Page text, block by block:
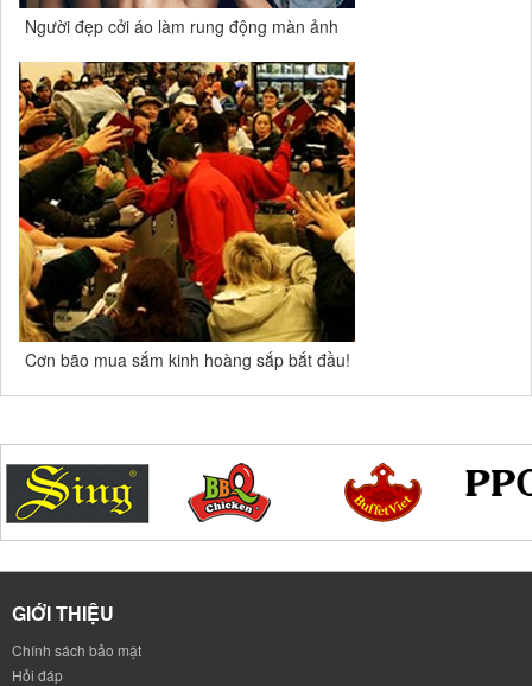
Người đẹp cởi áo làm rung động màn ảnh
Cơn bão mua sắm kinh hoàng sắp bắt đầu!
GIỚI THIỆU
Chính sách bảo mật
Hỏi đáp